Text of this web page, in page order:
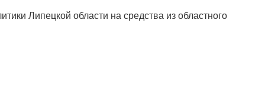
Липецкой области на средства из областного